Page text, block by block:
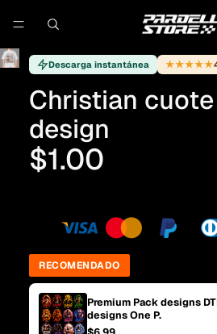
Descarga instantánea ★★★★★
Christian
design
$1.00
RECOMENDADO
Premium Pack designs
designs One P.